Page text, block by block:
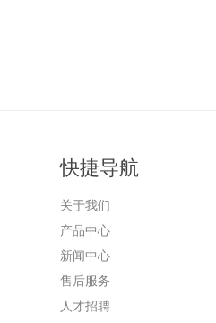
快捷导航
关于我们
产品中心
新闻中心
售后服务
人才招聘